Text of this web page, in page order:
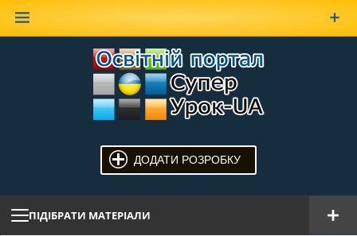
ДОДАТИ РОЗРОБКУ
ПІДІБРАТИ МАТЕРІАЛИ